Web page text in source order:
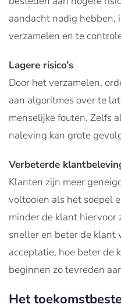
aandacht nodig hebben,
verzamelen en te
Lagere risico’s
Door het verzamelen,
aan algoritmes over te
menselijke fouten. Zelfs
naleving kan grote
Verbeterde
Klanten zijn meer
voltooien als het soepel
minder de klant hiervoor
sneller en beter de klant
acceptatie, hoe beter de
beginnen zo tevreden
Het